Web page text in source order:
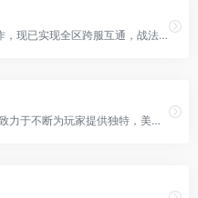
传世工作室2D网游PK王者之作，现已实现全区跨服互通，战法道妖四职业完美平衡。从天空到海底，广阔的修真之旅，邀您畅爽体验传世打宝PK之旅。
淘米游戏新闻动态。淘米游戏致力于不断为玩家提供独特，美妙，高品质的精品游戏，目前运营多款广受欢迎的网页游戏产品、上亿名注册用户，也是国内最热门的网络游戏社区。包括《赛尔号》，《摩尔庄园》,《小花仙》，《功夫派》，《创想兵团》，《极速猎人》等人气游戏，也包括2125小游戏，淘米游戏吧等精品游戏平台和社区。